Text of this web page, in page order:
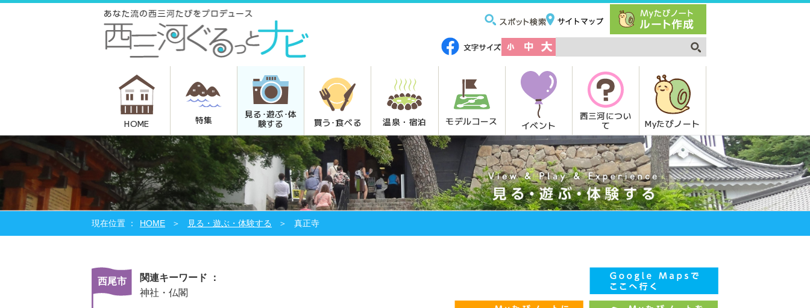
HOME 特集
見る･遊ぶ･体
験する
買う･食べる 温泉・宿泊 モデルコース イベント
西三河につい
て
Myたびノート
HOME 見る・遊ぶ・体験する 真正寺
西尾市
関連キーワード ：
神社・仏閣